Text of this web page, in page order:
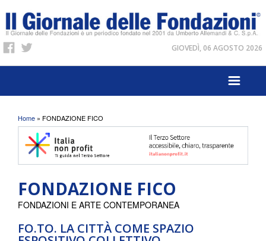
GIOVEDÌ, 06 AGOSTO 2026
Tu sei qui
Home » FONDAZIONE FICO
FONDAZIONE FICO
FO.TO. LA CITTÀ COME SPAZIO
FONDAZIONI E ARTE CONTEMPORANEA